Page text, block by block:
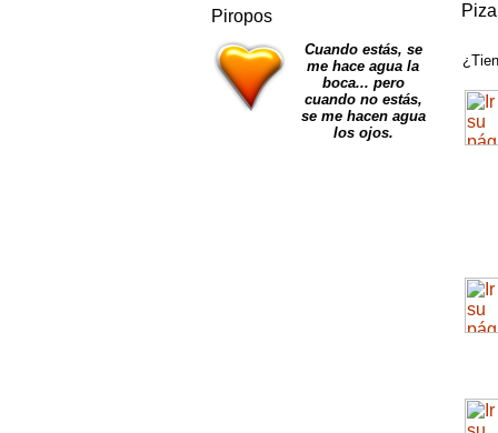
Piropos
Cuando estás, se
me hace agua la
boca... pero
cuando no estás,
se me hacen agua
los ojos.